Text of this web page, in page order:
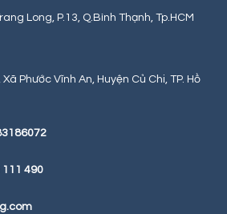
Long, P.13, Q.Bình Thạnh, Tp.HCM
Phước Vĩnh An, Huyện Củ Chi, TP. Hồ
111 490